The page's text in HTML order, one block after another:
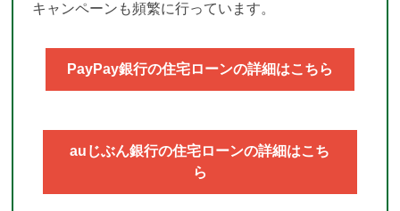
キャンペーンも頻繁に行っています。
PayPay銀行の住宅ローンの詳細はこちら
auじぶん銀行の住宅ローンの詳細はこち
ら